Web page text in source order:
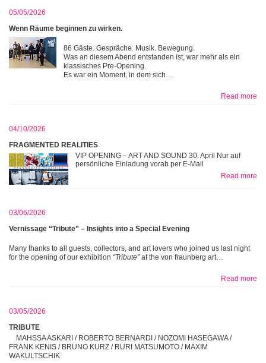
05/05/2026
Wenn Räume beginnen zu wirken.
86 Gäste. Gespräche. Musik. Bewegung.
Was an diesem Abend entstanden ist, war mehr als ein
klassisches Pre-Opening.
Es war ein Moment, in dem sich…
Read more
04/10/2026
FRAGMENTED REALITIES
VIP OPENING – ART AND SOUND 30. April Nur auf
persönliche Einladung vorab per E-Mail
Read more
03/06/2026
Vernissage “Tribute” – Insights into a Special Evening
Many thanks to all guests, collectors, and art lovers who joined us last night
for the opening of our exhibition “Tribute”at the von fraunberg art…
Read more
03/05/2026
TRIBUTE
MAHSSA ASKARI / ROBERTO BERNARDI / NOZOMI HASEGAWA /
FRANK KENIS / BRUNO KURZ / RURI MATSUMOTO / MAXIM
WAKULTSCHIK